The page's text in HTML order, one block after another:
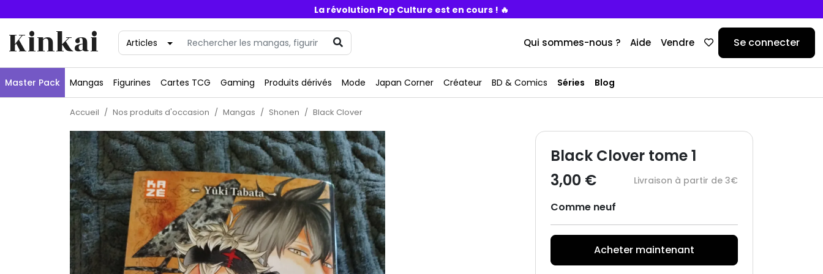
La révolution Pop Culture est en cours ! 🔥
Kinkai Qui sommes-nous ? Aide Vendre Se connecter
Master Pack Mangas Figurines Cartes TCG Gaming Produits dérivés Mode Japan Corner Créateur BD & Comics Séries Blog
Accueil Nos produits d'occasion Mangas Shonen Black Clover
Black Clover tome 1
3,00 €
Livraison à partir de 3€
Comme neuf
Acheter maintenant